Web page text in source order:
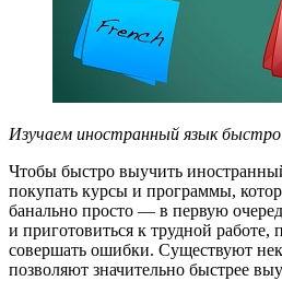
Изучаем иностранный язык
Чтобы быстро выучить
покупать курсы и программы,
банально просто — в первую
и приготовиться к трудной работе,
совершать ошибки. Существуют
позволяют значительно быстрее